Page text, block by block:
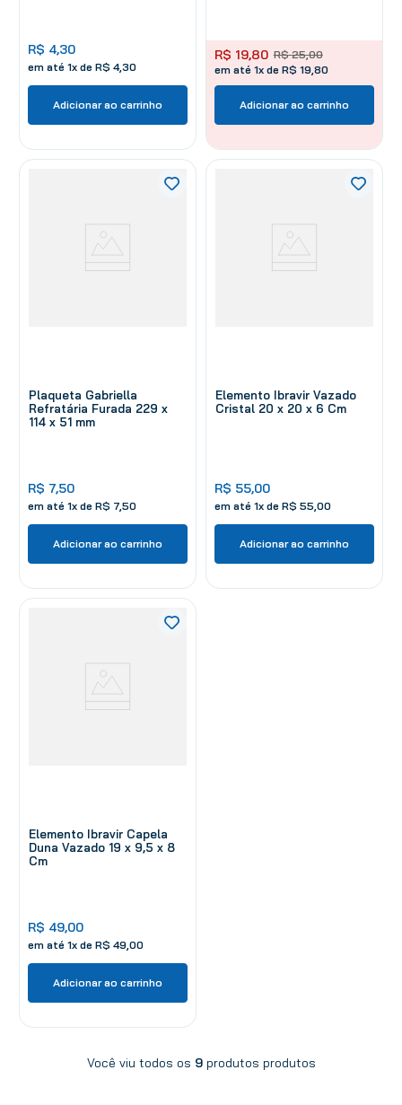
R$ 4,30
em até 1x de R$ 4,30
Adicionar ao carrinho
R$ 25,00
R$ 19,80
em até 1x de R$ 19,80
Adicionar ao carrinho
Plaqueta Gabriella
Refratária Furada 229 x
114 x 51 mm
R$ 7,50
em até 1x de R$ 7,50
Adicionar ao carrinho
Elemento Ibravir Vazado
Cristal 20 x 20 x 6 Cm
R$ 55,00
em até 1x de R$ 55,00
Adicionar ao carrinho
Elemento Ibravir Capela
Duna Vazado 19 x 9,5 x 8
Cm
R$ 49,00
em até 1x de R$ 49,00
Adicionar ao carrinho
Você viu todos os 9 produtos